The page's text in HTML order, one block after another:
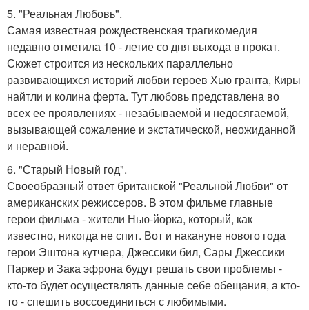
5. "Реальная Любовь".
Самая известная рождественская трагикомедия
недавно отметила 10 - летие со дня выхода в прокат.
Сюжет строится из нескольких параллельно
развивающихся историй любви героев Хью гранта, Киры
найтли и колина ферта. Тут любовь представлена во
всех ее проявлениях - незабываемой и недосягаемой,
вызывающей сожаление и экстатической, неожиданной
и неравной.
6. "Старый Новый год".
Своеобразный ответ британской "Реальной Любви" от
американских режиссеров. В этом фильме главные
герои фильма - жители Нью-йорка, который, как
известно, никогда не спит. Вот и накануне нового года
герои Эштона кутчера, Джессики бил, Сары Джессики
Паркер и Зака эфрона будут решать свои проблемы -
кто-то будет осуществлять данные себе обещания, а кто-
то - спешить воссоединиться с любимыми.